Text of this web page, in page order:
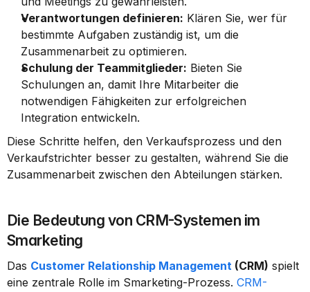
Verantwortungen definieren: Klären Sie, wer für
bestimmte Aufgaben zuständig ist, um die
Zusammenarbeit zu optimieren.
Schulung der Teammitglieder: Bieten Sie
Schulungen an, damit Ihre Mitarbeiter die
notwendigen Fähigkeiten zur erfolgreichen
Integration entwickeln.
Diese Schritte helfen, den Verkaufsprozess und den
Verkaufstrichter besser zu gestalten, während Sie die
Zusammenarbeit zwischen den Abteilungen stärken.
Die Bedeutung von CRM-Systemen im
Smarketing
Das Customer Relationship Management (CRM) spielt
eine zentrale Rolle im Smarketing-Prozess. CRM-